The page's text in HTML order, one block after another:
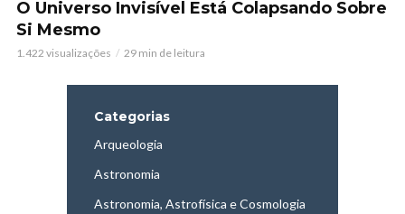
O Universo Invisível Está Colapsando Sobre
Si Mesmo
1.422 visualizações 29 min de leitura
Categorias
Arqueologia
Astronomia
Astronomia, Astrofísica e Cosmologia